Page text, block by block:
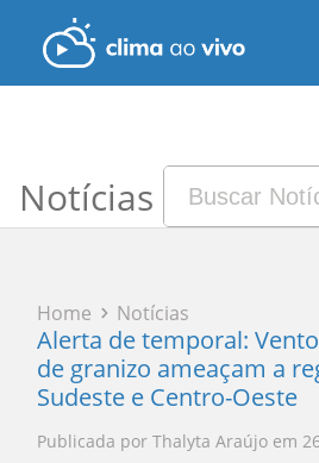
Notícias
Home Notícias
Alerta de temporal:
de granizo ameaçam a
Sudeste e Centro-Oeste
Publicada por Thalyta Araújo em